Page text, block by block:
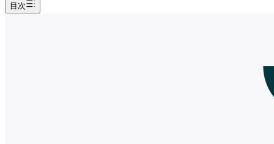
目次